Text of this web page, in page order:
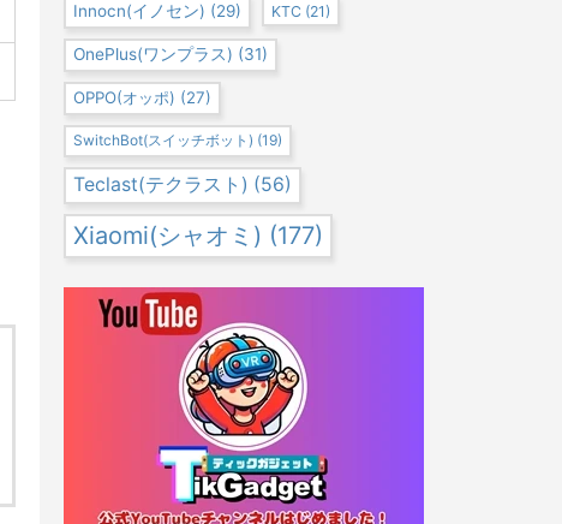
Innocn(イノセン) (29) KTC (21)
OnePlus(ワンプラス) (31)
OPPO(オッポ) (27)
SwitchBot(スイッチボット) (19)
Teclast(テクラスト) (56)
Xiaomi(シャオミ) (177)